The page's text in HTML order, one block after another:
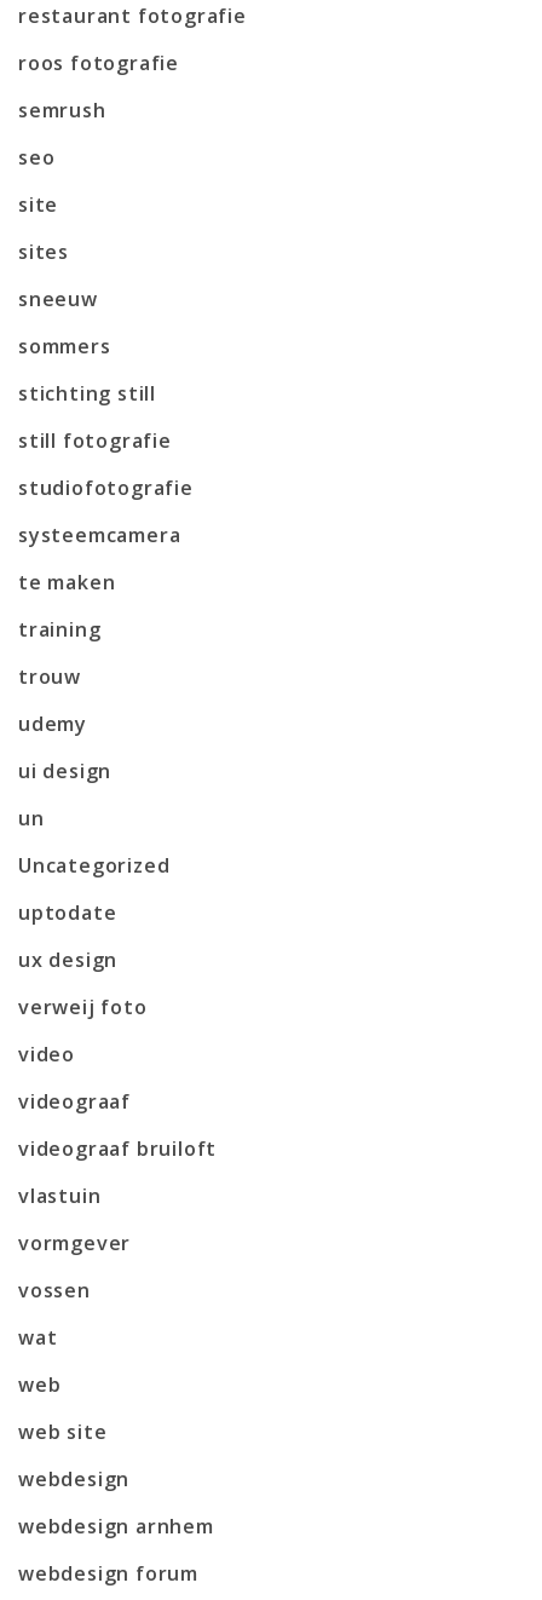
restaurant fotografie
roos fotografie
semrush
seo
site
sites
sneeuw
sommers
stichting still
still fotografie
studiofotografie
systeemcamera
te maken
training
trouw
udemy
ui design
un
Uncategorized
uptodate
ux design
verweij foto
video
videograaf
videograaf bruiloft
vlastuin
vormgever
vossen
wat
web
web site
webdesign
webdesign arnhem
webdesign forum